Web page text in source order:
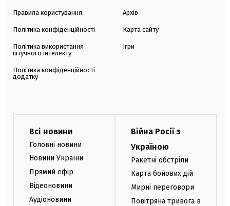
Правила користування
Політика конфіденційності
Політика використання
штучного інтелекту
Політика конфіденційності
додатку
Архів
Карта сайту
Ігри
Всі новини
Головні новини
Новини України
Прямий ефір
Відеоновини
Аудіоновини
Війна Росії з
Україною
Ракетні обстріли
Карта бойових дій
Мирні переговори
Повітряна тривога в